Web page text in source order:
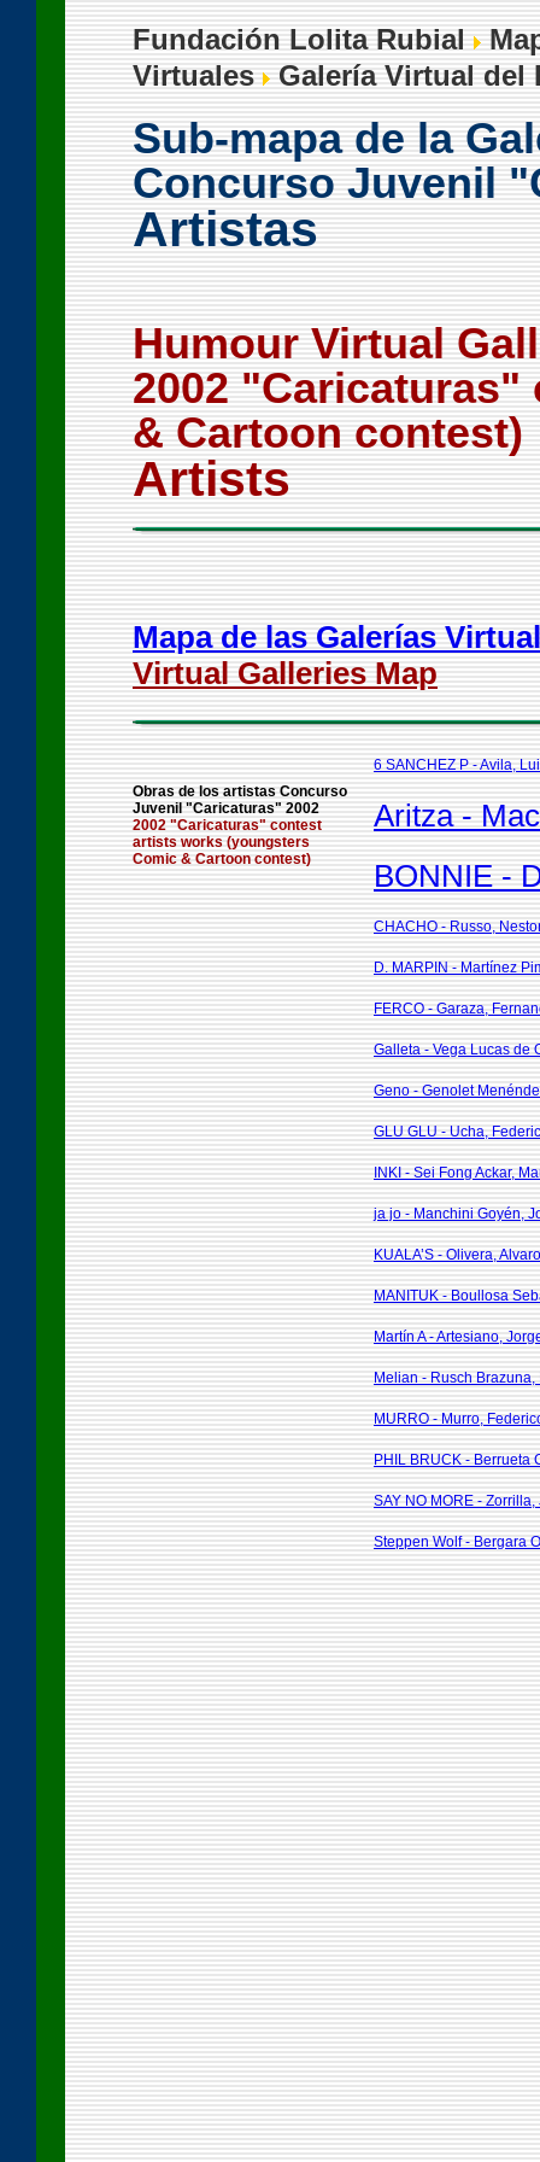
Fundación Lolita Rubial
Virtuales
Galería Virtual del
Sub-mapa de la
Concurso Juvenil
Artistas
Humour Virtual
2002
& Cartoon contest)
Artists
Mapa de las Galerías
Virtual Galleries Map
Obras de los artistas Concurso
Juvenil "Caricaturas" 2002
2002 "Caricaturas" contest
artists works (youngsters
Comic & Cartoon contest)
6 SANCHEZ P - Avila,
Aritza -
BONNIE -
CHACHO - Russo,
D. MARPIN - Martínez
FERCO - Garaza,
Galleta - Vega Lucas de
Geno - Genolet
GLU GLU - Ucha,
INKI - Sei Fong Ackar,
ja jo - Manchini Goyén,
KUALA’S - Olivera, Alvaro
MANITUK - Boullosa
Martín A - Artesiano,
Melian - Rusch Brazuna,
MURRO - Murro,
PHIL BRUCK - Berrueta
SAY NO MORE -
Steppen Wolf - Bergara